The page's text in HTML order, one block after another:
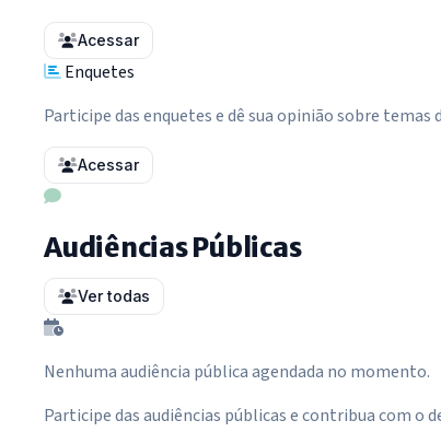
Acessar
Enquetes
Participe das enquetes e dê sua opinião sobre temas
Acessar
Audiências Públicas
Ver todas
Nenhuma audiência pública agendada no momento.
Participe das audiências públicas e contribua com o